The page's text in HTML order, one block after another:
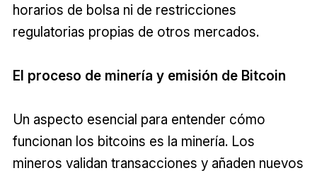
horarios de bolsa ni de restricciones
regulatorias propias de otros mercados.
El proceso de minería y emisión de Bitcoin
Un aspecto esencial para entender cómo
funcionan los bitcoins es la minería. Los
mineros validan transacciones y añaden nuevos